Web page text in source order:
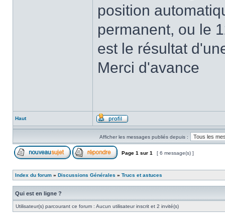
position
permanent, ou le
est le résultat
Merci d'avance
Haut
Afficher les messages publiés depuis :
Page 1 sur 1 [ 6 message(s) ]
Index du forum » Discussions Générales » Trucs et astuces
Qui est en ligne ?
Utilisateur(s) parcourant ce forum : Aucun utilisateur inscrit et 2 invité(s)